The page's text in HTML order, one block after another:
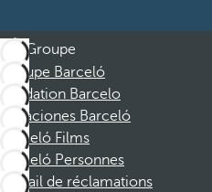
Groupe
Groupe Barceló
Fondation Barcelo
Vacaciones Barceló
Barceló Films
Barceló Personnes
Portail de réclamations